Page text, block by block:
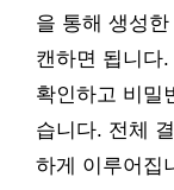
을 통해 생성
캔하면 됩니다
확인하고 비밀
습니다. 전체
하게 이루어집